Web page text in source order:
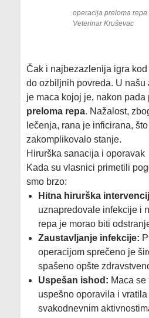
operacija preloma repa
Veterinar Kruševac
Čak i najbezazlenija igra
do ozbiljnih povreda. U našu
je maca kojoj je, nakon pada
preloma repa. Nažalost,
lečenja, rana je inficirana,
zakomplikovalo stanje.
Hirurška sanacija i oporavak
Kada su vlasnici primetili
smo brzo:
Hitna hirurška
uznapredovale infekcije i
repa je morao biti
Zaustavljanje infekcije:
operacijom sprečeno je
spašeno opšte
Uspešan ishod: Maca se
uspešno oporavila i
svakodnevnim